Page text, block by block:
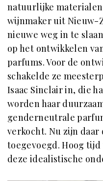
natuurlijke
wijnmaker uit Nieuw-
nieuwe weg in te
op het ontwikkelen
parfums. Voor de
schakelde ze
Isaac Sinclair in, die
worden haar
genderneutrale
verkocht. Nu zijn daar
toegevoegd. Hoog
deze idealistische